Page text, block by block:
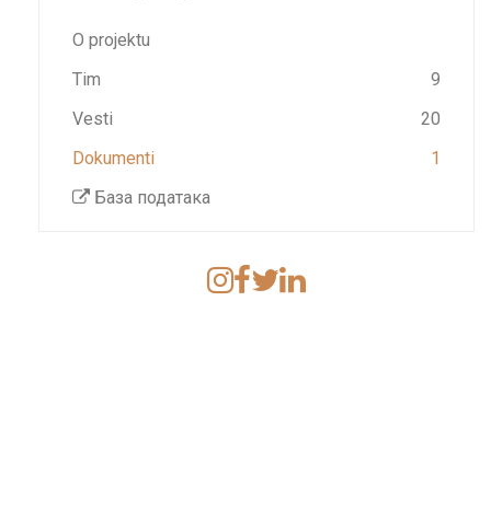
O projektu
Tim
9
Vesti
20
Dokumenti
1
База података